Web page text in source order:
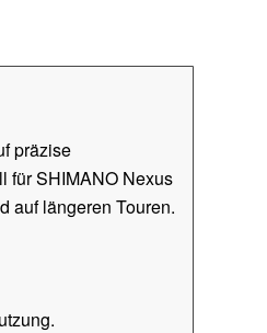
präzise
für SHIMANO Nexus
auf längeren Touren.